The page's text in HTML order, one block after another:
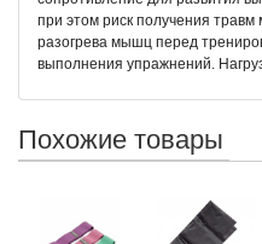
при этом риск получения
разогрева мышц перед
выполнения упражнений.
Похожие товары